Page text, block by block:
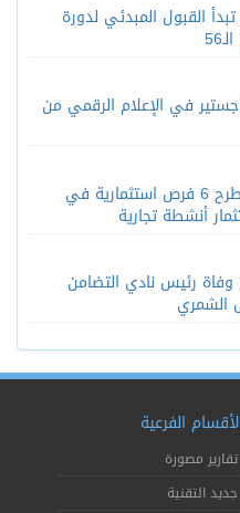
القبول المبدئي لدورة
في الإعلام الرقمي من
غرفة الحدود الشمالية تطرح 6 فرص استثمارية في
أنشطة تجارية
رئيس نادي التضامن
الفرعية
تقارير مصورة
جديد التقنية